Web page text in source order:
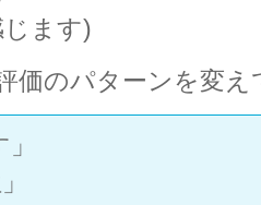
ます)
価のパターンを変